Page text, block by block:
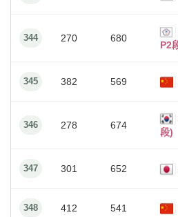
344 270 680
P2
345 382 569
346 278 674
段)
347 301 652
348 412 541